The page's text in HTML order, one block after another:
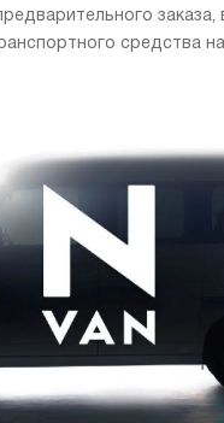
заказа,
средства